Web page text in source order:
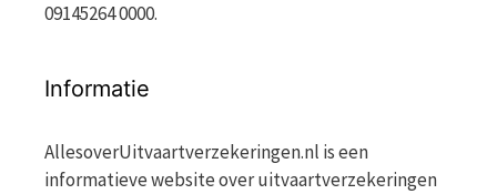
09145264 0000.
Informatie
AllesoverUitvaartverzekeringen.nl is een
informatieve website over uitvaartverzekeringen